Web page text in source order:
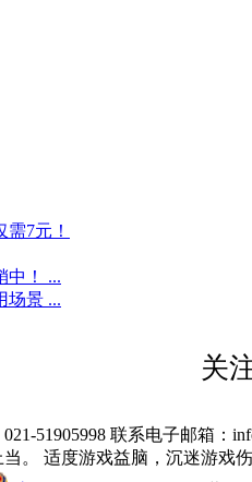
7元！
中！ ...
场景 ...
关
51905998 联系电子邮箱：
。 适度游戏益脑，沉迷游戏